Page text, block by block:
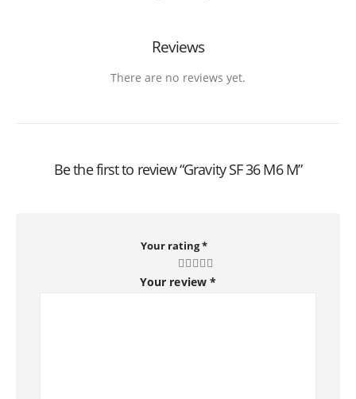
Reviews
There are no reviews yet.
Be the first to review “Gravity SF 36 M6 M”
Your rating*
Your review *